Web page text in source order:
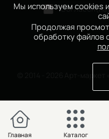
Мы используем cookies
Продолжая
обработку файлов
© 2014 - 2026 Арт-
Главная Каталог